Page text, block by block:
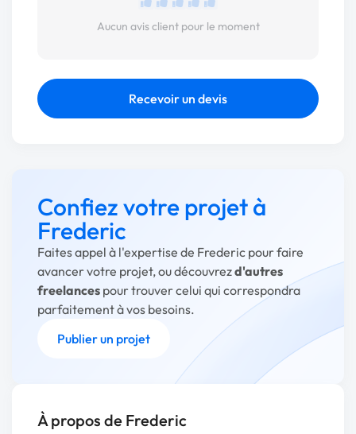
Aucun avis client pour le moment
Recevoir un devis
Confiez votre projet à
Frederic
Faites appel à l'expertise de Frederic pour faire
avancer votre projet, ou découvrezd'autres
freelances pour trouver celui qui correspondra
parfaitement à vos besoins.
Publier un projet
À propos de Frederic